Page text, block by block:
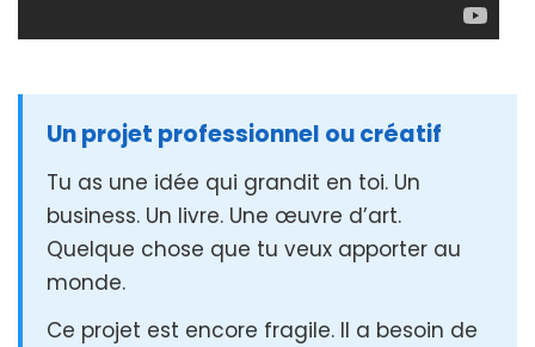
Un projet professionnel ou créatif
Tu as une idée qui grandit en toi. Un
business. Un livre. Une œuvre d’art.
Quelque chose que tu veux apporter au
monde.
Ce projet est encore fragile. Il a besoin de